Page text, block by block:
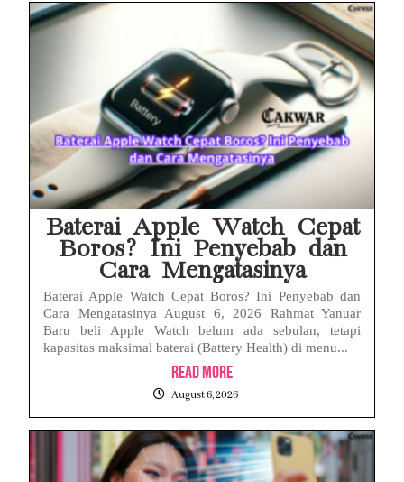
Baterai Apple Watch Cepat
Boros? Ini Penyebab dan
Cara Mengatasinya
Baterai Apple Watch Cepat Boros? Ini Penyebab dan
Cara Mengatasinya August 6, 2026 Rahmat Yanuar
Baru beli Apple Watch belum ada sebulan, tetapi
kapasitas maksimal baterai (Battery Health) di menu...
Read More
August 6, 2026